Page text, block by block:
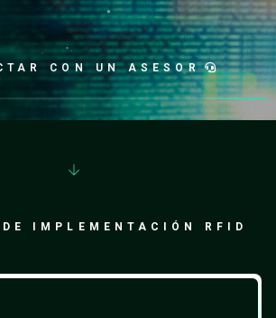
CON UN ASESOR
IMPLEMENTACIÓN RFID